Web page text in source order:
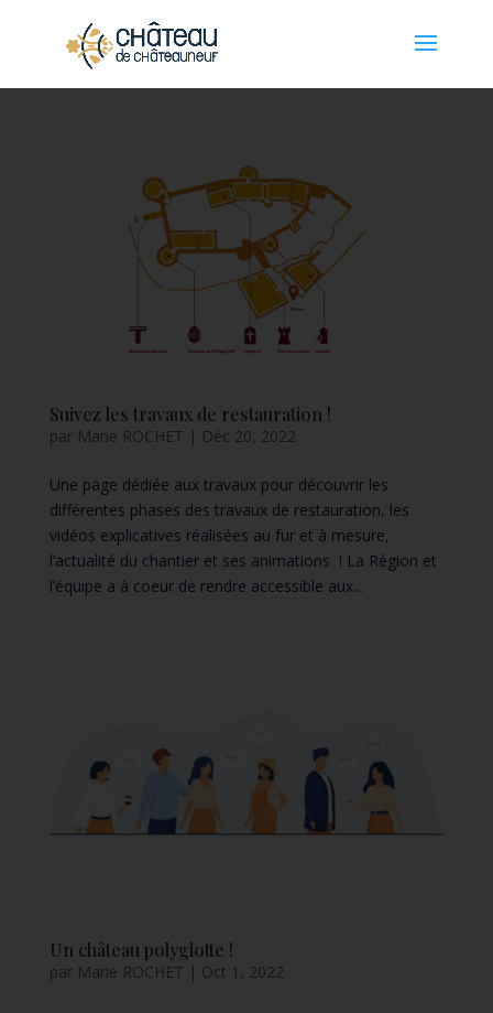
Suivez les travaux de restauration !
par Marie ROCHET | Déc 20, 2022
Une page dédiée aux travaux pour découvrir les
différentes phases des travaux de restauration, les
vidéos explicatives réalisées au fur et à mesure,
l’actualité du chantier et ses animations ! La Région et
l’équipe a à coeur de rendre accessible aux...
Un château polyglotte !
par Marie ROCHET | Oct 1, 2022